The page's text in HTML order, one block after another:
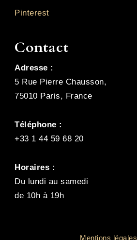
Pinterest
Contact
Adresse :
5 Rue Pierre Chausson,
75010 Paris, France
Téléphone :
+33 1 44 59 68 20
Horaires :
Du lundi au samedi
de 10h à 19h
Mentions légales